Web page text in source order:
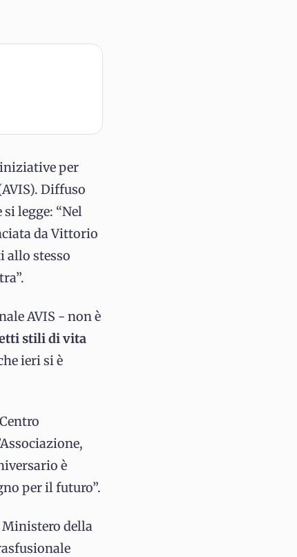
per
Diffuso
legge: “Nel
da Vittorio
allo stesso
AVIS - non è
stili di vita
ieri si è
è
per il futuro”.
Ministero della